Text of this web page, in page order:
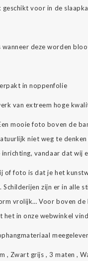
voor in de
wanneer deze worden
in noppenfolie
van extreem hoge
mooie foto boven de
niet weg te
vandaar dat wij
of foto is dat je het
Schilderijen zijn er in alle
vrolijk… Voor boven de
het in onze webwinkel
, Zwart grijs , 3 maten ,